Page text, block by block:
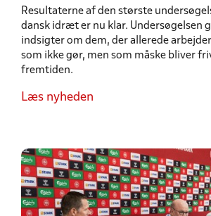
Resultaterne af den største
dansk idræt er nu klar. Undersøgelsen
indsigter om dem, der allerede
som ikke gør, men som måske bliver
fremtiden.
Læs nyheden